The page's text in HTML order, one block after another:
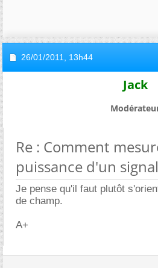
26/01/2011, 13h44
Jack
Re : Comment
puissance d'un
Je pense qu'il faut plutôt
de champ.
A+